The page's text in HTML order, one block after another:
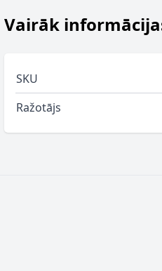
Vairāk
SKU
Ražotājs